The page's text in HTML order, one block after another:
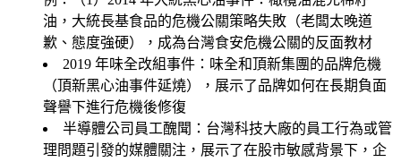
油，大統長基食品的危機公關策略失敗（老闆太晚道
歉、態度強硬），成為台灣食安危機公關的反面教材
2019 年味全改組事件 ：味全和頂新集團的品牌危機
（頂新黑心油事件延燒），展示了品牌如何在長期負面
聲譽下進行危機後修復
半導體公司員工醜聞 ：台灣科技大廠的員工行為或管
理問題引發的媒體關注，展示了在股市敏感背景下，企